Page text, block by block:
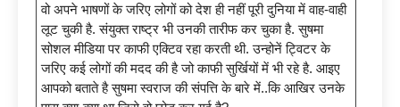
वो अपने भाषणों के जरिए लोगों को देश ही नहीं पूरी दुनिया में वाह-वाही
लूट चुकी है. संयुक्त राष्ट्र भी उनकी तारीफ कर चुका है. सुषमा
सोशल मीडिया पर काफी एक्टिव रहा करती थी. उन्होनें ट्विटर के
जरिए कई लोगों की मदद की है जो काफी सुर्खियों में भी रहे है. आइए
आपको बताते है सुषमा स्वराज की संपत्ति के बारे में..कि आखिर उनके